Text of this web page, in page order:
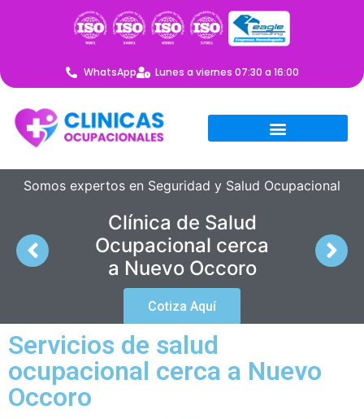
WhatsApp Lunes a viernes 07:30 a 16:00
Somos expertos en Seguridad y Salud Ocupacional
Clínica de Salud
Ocupacional cerca
a Nuevo Occoro
Cotiza Aquí
Servicios de salud
ocupacional cerca a Nuevo
Occoro